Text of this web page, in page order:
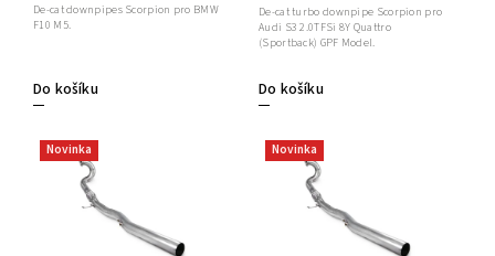
Do košíku
De-cat downpipes Scorpion pro BMW
F10 M5.
Do košíku
De-cat turbo downpipe Scorpion pro
Audi S3 2.0TFSi 8Y Quattro
(Sportback) GPF Model.
Novinka Novinka